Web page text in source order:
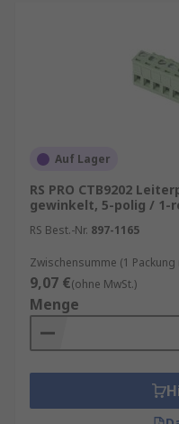
Auf Lager
RS PRO CTB9202
gewinkelt, 5-polig / 1-
RS Best.-Nr. 897-1165
Zwischensumme (1 Packung
9,07 €(ohne MwSt.)
Menge